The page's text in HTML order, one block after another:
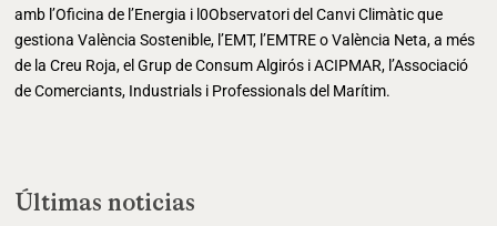
amb l’Oficina de l’Energia i l0Observatori del Canvi Climàtic que
gestiona València Sostenible, l’EMT, l’EMTRE o València Neta, a més
de la Creu Roja, el Grup de Consum Algirós i ACIPMAR, l’Associació
de Comerciants, Industrials i Professionals del Marítim.
Últimas noticias